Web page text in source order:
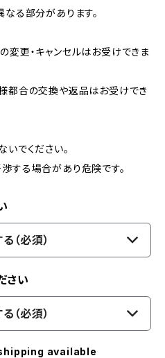
なる部分があります。
変更・キャンセルはお受けできま
都合の交換や返品はお受けでき
いでください。
する場合があり危険です。
（必須）
さい
（必須）
available